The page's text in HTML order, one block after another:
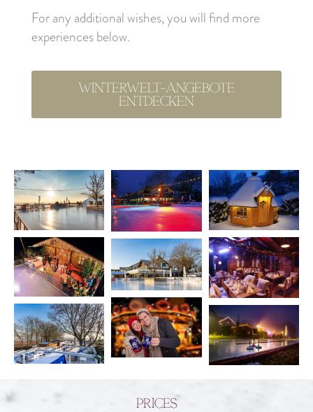
For any additional wishes, you will find more
experiences below.
Winterwelt-Angebote
entdecken
Prices